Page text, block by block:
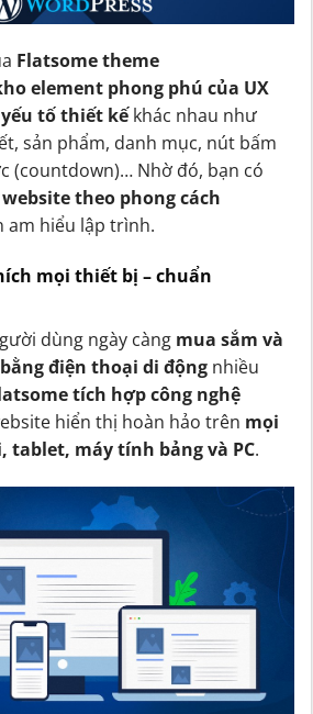
Flatsome theme
element phong phú của UX
yếu tố thiết kếkhác nhau như
sản phẩm, danh mục, nút bấm
(countdown)… Nhờ đó, bạn có
theo phong cách
am hiểu lập trình.
mọi thiết bị – chuẩn
dùng ngày càng mua sắm và
điện thoại di động nhiều
tích hợp công nghệ
hiển thị hoàn hảo trên mọi
máy tính bảng và PC.